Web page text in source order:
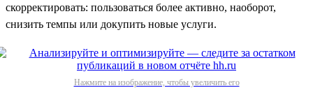
скорректировать: пользоваться более активно, наоборот,
снизить темпы или докупить новые услуги.
Нажмите на изображение, чтобы увеличить его